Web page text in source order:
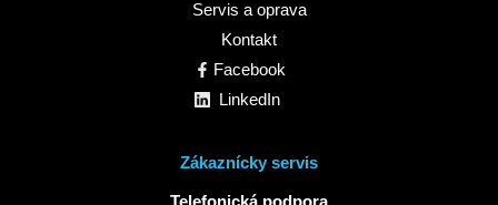
Servis a oprava
Kontakt
Facebook
LinkedIn
Zákaznícky servis